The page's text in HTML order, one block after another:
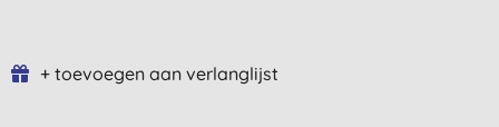
+ toevoegen aan verlanglijst